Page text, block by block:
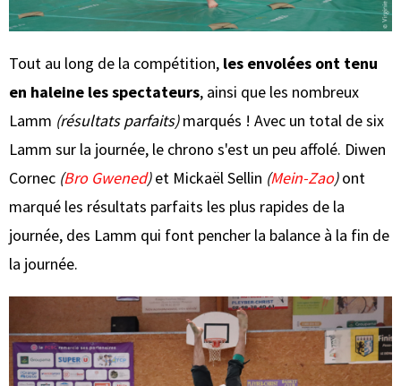
Tout au long de la compétition, les envolées ont tenu
en haleine les spectateurs, ainsi que les nombreux
Lamm (résultats parfaits)marqués ! Avec un total de six
Lamm sur la journée, le chrono s'est un peu affolé. Diwen
Cornec (Bro Gwened)et Mickaël Sellin (Mein-Zao)ont
marqué les résultats parfaits les plus rapides de la
journée, des Lamm qui font pencher la balance à la fin de
la journée.